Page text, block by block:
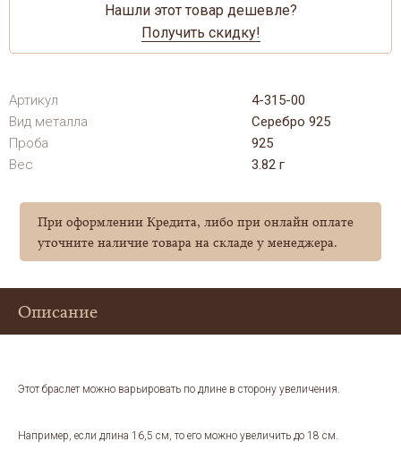
Нашли этот товар дешевле?
Получить скидку!
Артикул
4-315-00
Вид металла
Серебро 925
Проба
925
Вес
3.82 г
При оформлении Кредита, либо при онлайн оплате
уточните наличие товара на складе у менеджера.
Описание
Этот браслет можно варьировать по длине в сторону увеличения.
Например, если длина 16,5 см, то его можно увеличить до 18 см.